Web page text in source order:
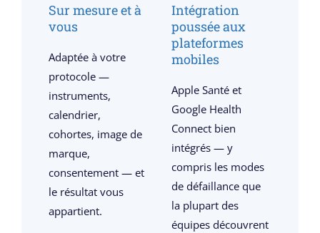
Sur mesure et à
vous
Adaptée à votre
protocole —
instruments,
calendrier,
cohortes, image de
marque,
consentement — et
le résultat vous
appartient.
Intégration
poussée aux
plateformes
mobiles
Apple Santé et
Google Health
Connect bien
intégrés — y
compris les modes
de défaillance que
la plupart des
équipes découvrent